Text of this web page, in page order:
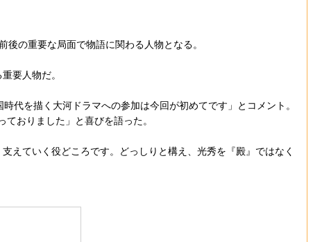
の重要な局面で物語に関わる人物となる。
要人物だ。
代を描く大河ドラマへの参加は今回が初めてです」とコメント。
おりました」と喜びを語った。
えていく役どころです。どっしりと構え、光秀を『殿』ではなく